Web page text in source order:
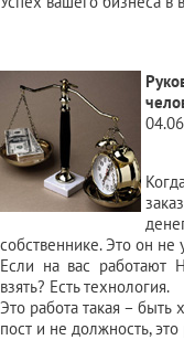
собственнике. Это он не
Если на вас работают
взять? Есть технология.
Это работа такая – быть
пост и не должность,